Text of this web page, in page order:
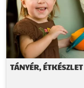
TÁNYÉR, ÉTKÉSZLET